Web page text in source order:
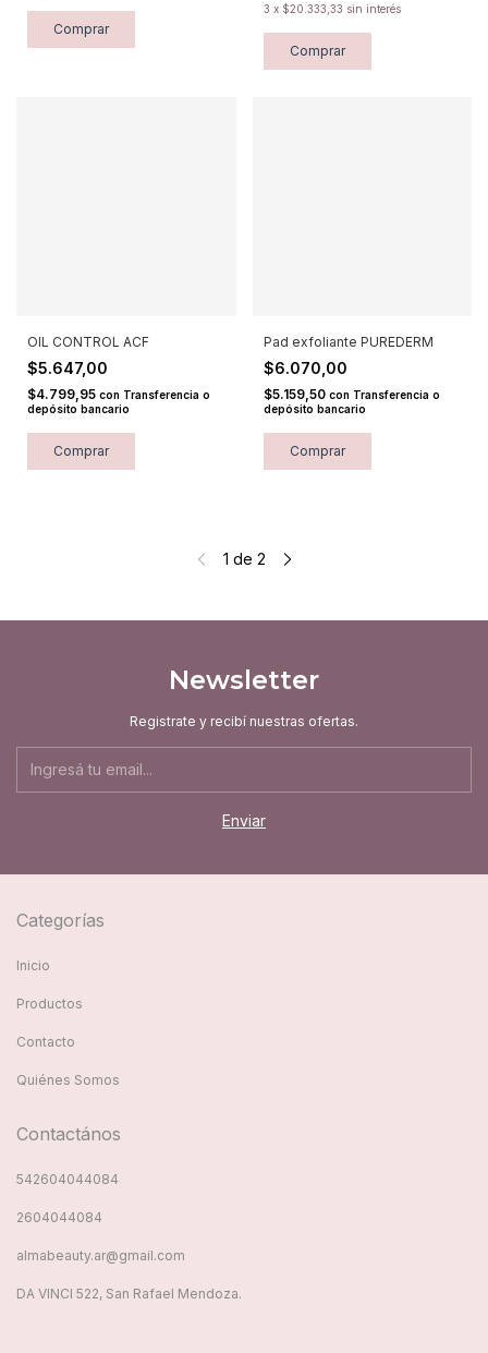
Comprar
3 x $20.333,33 sin interés
Comprar
OIL CONTROL ACF
$5.647,00
$4.799,95 con Transferencia o
depósito bancario
Comprar
Pad exfoliante PUREDERM
$6.070,00
$5.159,50 con Transferencia o
depósito bancario
Comprar
1 de 2
Newsletter
Registrate y recibí nuestras ofertas.
Categorías
Inicio
Productos
Contacto
Quiénes Somos
Contactános
542604044084
2604044084
almabeauty.ar@gmail.com
DA VINCI 522, San Rafael Mendoza.